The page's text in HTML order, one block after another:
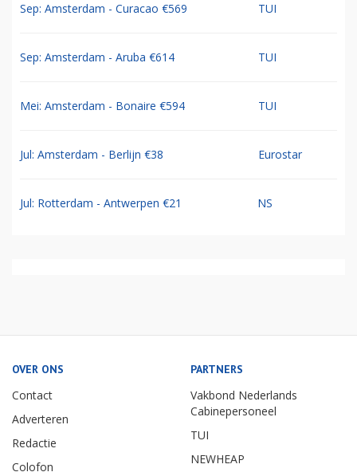
Sep: Amsterdam - Curacao €569 TUI
Sep: Amsterdam - Aruba €614 TUI
Mei: Amsterdam - Bonaire €594 TUI
Jul: Amsterdam - Berlijn €38 Eurostar
Jul: Rotterdam - Antwerpen €21 NS
OVER ONS
Contact
Adverteren
Redactie
Colofon
PARTNERS
Vakbond Nederlands
Cabinepersoneel
TUI
NEWHEAP